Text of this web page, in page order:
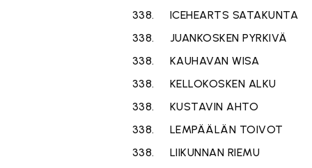
338.
ICEHEARTS SATAKUNTA
338.
JUANKOSKEN PYRKIVÄ
338.
KAUHAVAN WISA
338.
KELLOKOSKEN ALKU
338.
KUSTAVIN AHTO
338.
LEMPÄÄLÄN TOIVOT
338.
LIIKUNNAN RIEMU